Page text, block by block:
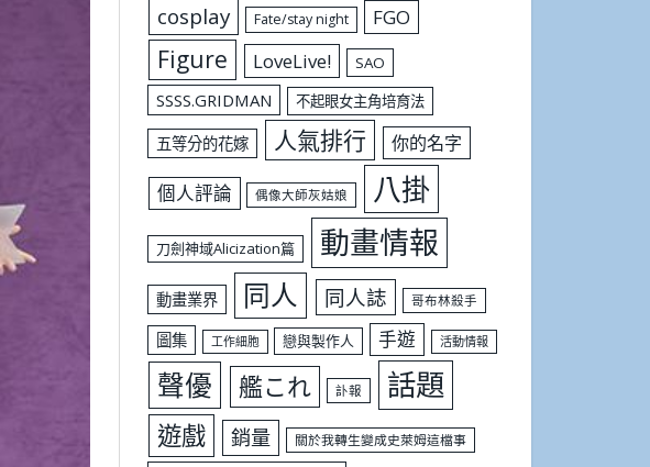
cosplay Fate/stay night FGO
Figure LoveLive! SAO
SSSS.GRIDMAN 不起眼女主角培育法
五等分的花嫁 人氣排行 你的名字
個人評論 偶像大師灰姑娘 八掛
刀劍神域Alicization篇 動畫情報
動畫業界 同人 同人誌 哥布林殺手
圖集 工作細胞 戀與製作人 手遊 活動情報
聲優 艦これ 訃報 話題
遊戲 銷量 關於我轉生變成史萊姆這檔事